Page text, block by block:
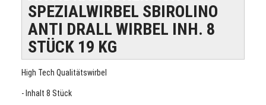
SPEZIALWIRBEL SBIROLINO
ANTI DRALL WIRBEL INH. 8
STÜCK 19 KG
High Tech Qualitätswirbel
- Inhalt 8 Stück